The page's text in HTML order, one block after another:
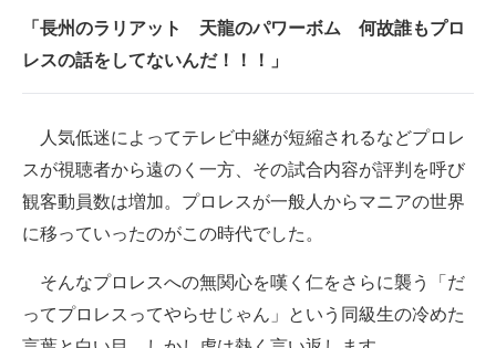
「長州のラリアット 天龍のパワーボム 何故誰もプロ
レスの話をしてないんだ！！！」
人気低迷によってテレビ中継が短縮されるなどプロレ
スが視聴者から遠のく一方、その試合内容が評判を呼び
観客動員数は増加。プロレスが一般人からマニアの世界
に移っていったのがこの時代でした。
そんなプロレスへの無関心を嘆く仁をさらに襲う「だ
ってプロレスってやらせじゃん」という同級生の冷めた